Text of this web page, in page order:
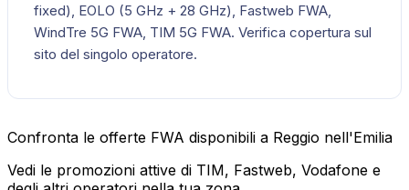
fixed), EOLO (5 GHz + 28 GHz), Fastweb FWA,
WindTre 5G FWA, TIM 5G FWA. Verifica copertura sul
sito del singolo operatore.
Confronta le offerte FWA disponibili a Reggio nell'Emilia
Vedi le promozioni attive di TIM, Fastweb, Vodafone e